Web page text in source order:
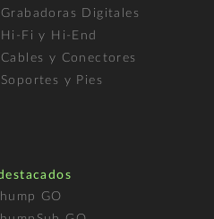
Grabadoras Digitales
Hi-Fi y Hi-End
Cables y Conectores
Soportes y Pies
GO